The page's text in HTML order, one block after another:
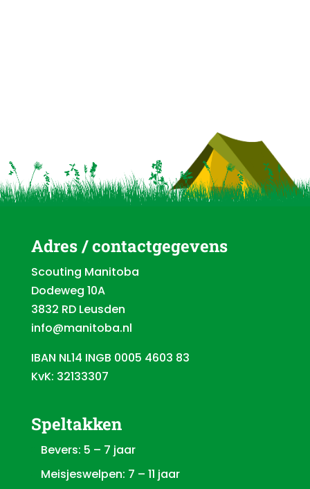
Adres / contactgegevens
Scouting Manitoba
Dodeweg 10A
3832 RD Leusden
info@manitoba.nl
IBAN NL14 INGB 0005 4603 83
KvK: 32133307
Speltakken
Bevers: 5 – 7 jaar
Meisjeswelpen: 7 – 11 jaar